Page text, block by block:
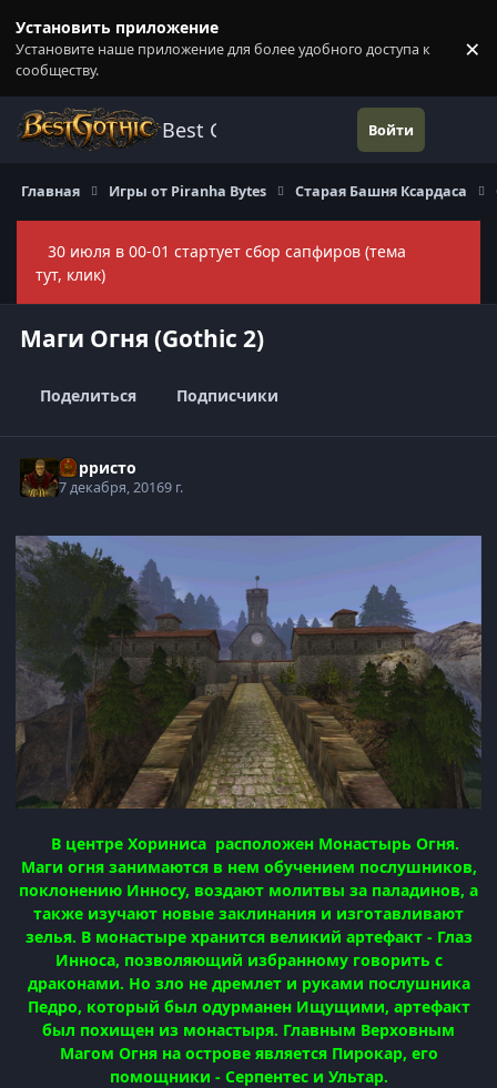
Установить приложение
Установите наше приложение для более удобного доступа к
сообществу.
×
Best Gothic Forums Войти
Главная Игры от Piranha Bytes Старая Башня Ксардаса
30 июля в 00-01 стартует сбор сапфиров (тема
тут, клик)
Маги Огня (Gothic 2)
Поделиться Подписчики
Корристо
7 декабря, 20169 г.
В центре Хориниса расположен Монастырь Огня.
Маги огня занимаются в нем обучением послушников,
поклонению Инносу, воздают молитвы за паладинов, а
также изучают новые заклинания и изготавливают
зелья. В монастыре хранится великий артефакт - Глаз
Инноса, позволяющий избранному говорить с
драконами. Но зло не дремлет и руками послушника
Педро, который был одурманен Ищущими, артефакт
был похищен из монастыря. Главным Верховным
Магом Огня на острове является Пирокар, его
помощники - Серпентес и Ультар.